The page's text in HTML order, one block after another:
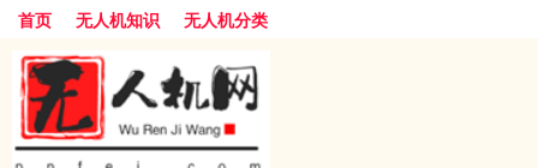
首页 无人机知识 无人机分类